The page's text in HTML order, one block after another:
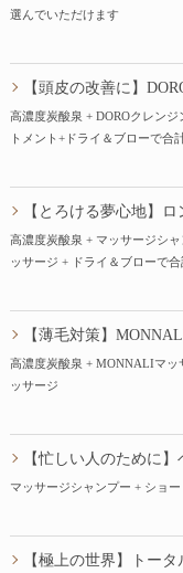
選んでいただけます
【頭皮の改善に】
高濃度炭酸泉 + DOROクレン
トメント+ドライ＆ブローで合
【とろける夢心地】
高濃度炭酸泉 + マッサージシ
ッサージ + ドライ＆ブローで
【薄毛対策】
高濃度炭酸泉 + MONNALIマ
ッサージ
【忙しい人のために
マッサージシャンプー + ショ
【極上の世界】トー